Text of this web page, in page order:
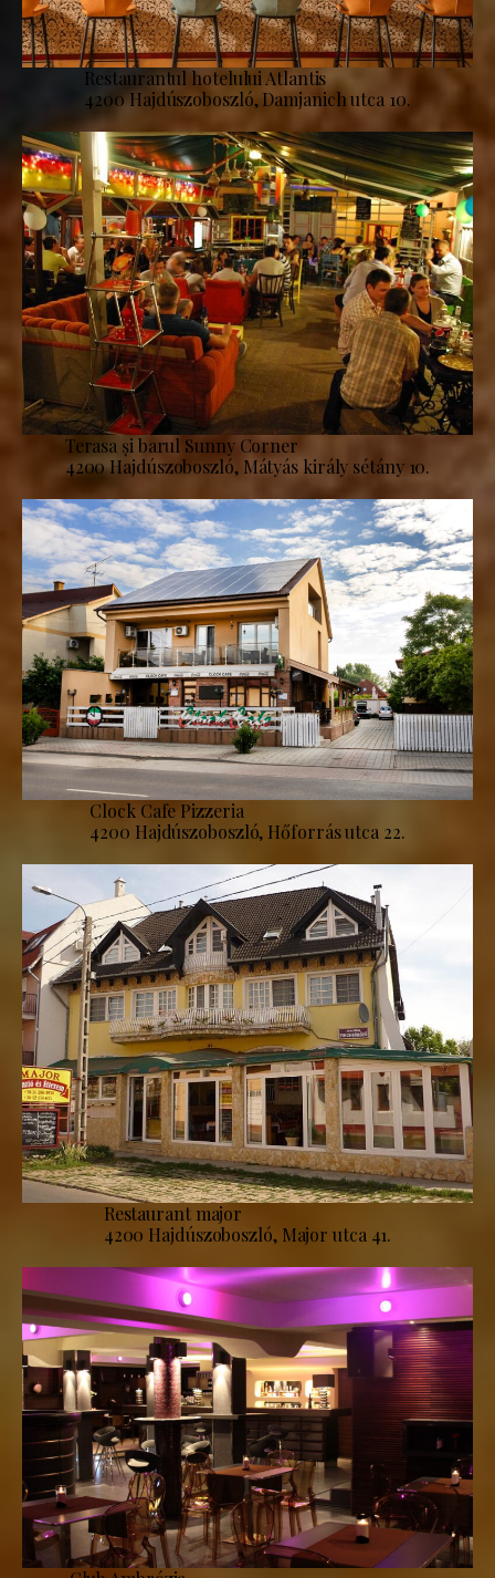
Restaurantul hotelului Atlantis
4200 Hajdúszoboszló, Damjanich utca 10.
Terasa și barul Sunny Corner
4200 Hajdúszoboszló, Mátyás király sétány 10.
Clock Cafe Pizzeria
4200 Hajdúszoboszló, Hőforrás utca 22.
Restaurant major
4200 Hajdúszoboszló, Major utca 41.